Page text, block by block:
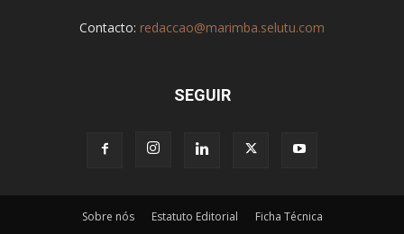
Contacto: redaccao@marimba.selutu.com
SEGUIR
Sobre nós Estatuto Editorial Ficha Técnica